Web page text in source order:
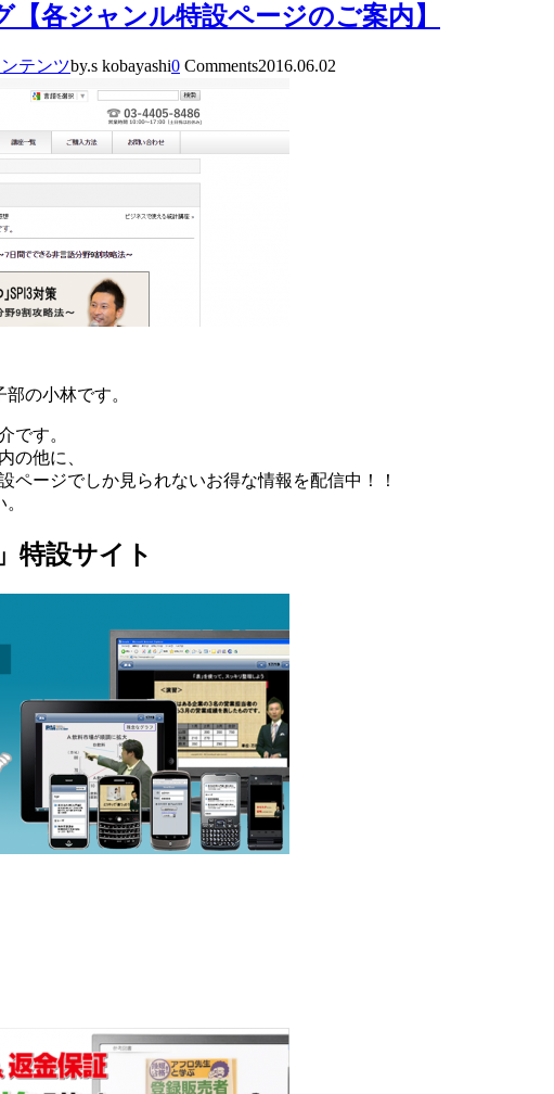
各ジャンル特設ページのご案内】
テンツby.s kobayashi0 Comments2016.06.02
の小林です。
です。
の他に、
ページでしか見られないお得な情報を配信中！！
特設サイト